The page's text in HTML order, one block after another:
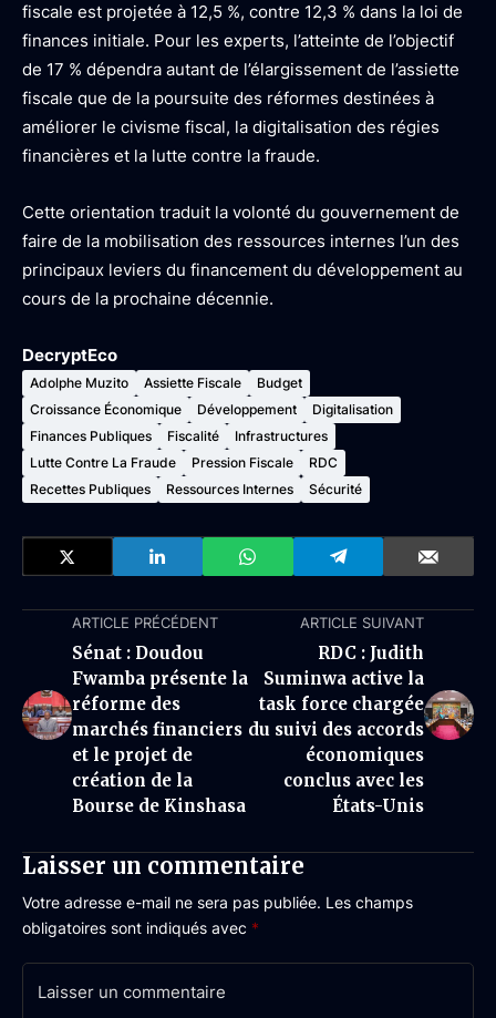
fiscale est projetée à 12,5 %, contre 12,3 % dans la loi de
finances initiale. Pour les experts, l’atteinte de l’objectif
de 17 % dépendra autant de l’élargissement de l’assiette
fiscale que de la poursuite des réformes destinées à
améliorer le civisme fiscal, la digitalisation des régies
financières et la lutte contre la fraude.
Cette orientation traduit la volonté du gouvernement de
faire de la mobilisation des ressources internes l’un des
principaux leviers du financement du développement au
cours de la prochaine décennie.
DecryptEco
Adolphe Muzito Assiette Fiscale
Budget
Croissance Économique
Développement
Digitalisation
Finances Publiques
Fiscalité
Infrastructures
Lutte Contre La Fraude
Pression Fiscale
RDC
Recettes Publiques
Ressources Internes Sécurité
ARTICLE PRÉCÉDENT
Sénat : Doudou
Fwamba présente la
réforme des
marchés financiers
et le projet de
création de la
Bourse de Kinshasa
ARTICLE SUIVANT
RDC : Judith
Suminwa active la
task force chargée
du suivi des accords
économiques
conclus avec les
États-Unis
Laisser un commentaire
Votre adresse e-mail ne sera pas publiée. Les champs
obligatoires sont indiqués avec *